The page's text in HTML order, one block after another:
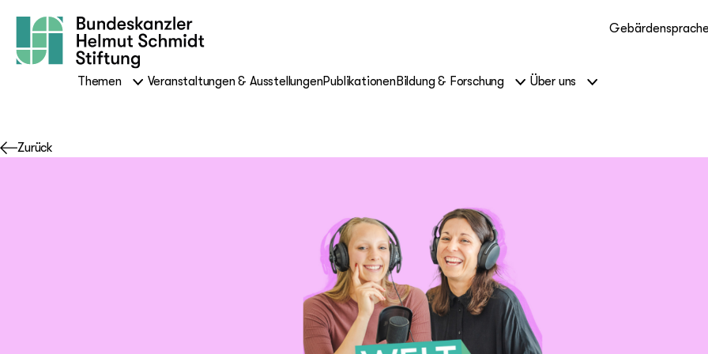
Gebärdensprache
Themen Veranstaltungen & AusstellungenPublikationenBildung & Forschung Über uns
Zurück